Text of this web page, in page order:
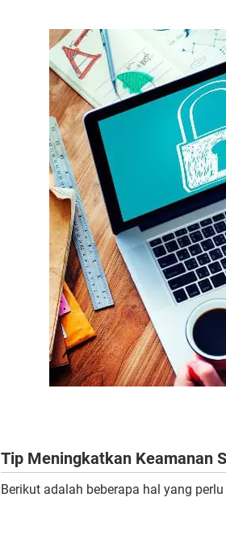
Tip Meningkatkan Keamanan
Berikut adalah beberapa hal yang